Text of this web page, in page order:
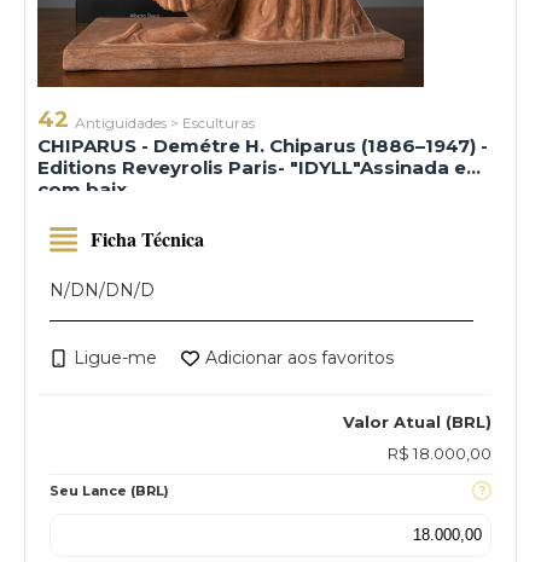
42 Antiguidades > Esculturas
CHIPARUS - Demétre H. Chiparus (1886–1947) -
Editions Reveyrolis Paris- "IDYLL"Assinada e
com baix
Valor Atual (BRL)
R$ 18.000,00
Seu Lance (BRL)
Ficha Técnica
N/DN/DN/D
Ligue-me Adicionar aos favoritos